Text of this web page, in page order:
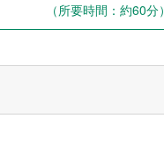
（所要時間：約60分）